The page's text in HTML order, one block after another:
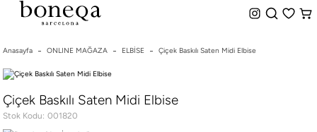
%50 ye Varan İndirim Hemen Teslim Seçeneği
Anasayfa ONLINE MAĞAZA ELBİSE Çiçek Baskılı Saten Midi Elbise
Çiçek Baskılı Saten Midi Elbise
Stok Kodu 001820
26 SS İLKBAHAR-YAZ
25/26 SONBAHAR-KIŞ
TÜM KOLEKSİYONLAR